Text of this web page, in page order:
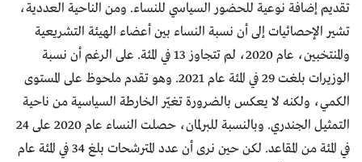
تقديم إضافة نوعية للحضور السياسي للنساء. ومن الناحية العددية،
تشير الإحصائيات إلى أن نسبة النساء بين أعضاء الهيئة التشريعية
والمنتخبين، عام 2020، لم تتجاوز 13 في المئة. على الرغم أن نسبة
الوزيرات بلغت 29 في المئة عام 2021. وهو تقدم ملحوظ على المستوى
الكمي، ولكنه لا يعكس بالضرورة تغيّر الخارطة السياسية من ناحية
التمثيل الجندري. وبالنسبة للبرلمان، حصلت النساء عام 2020 على 24
في المئة من المقاعد. لكن حين نرى أن عدد المترشحات بلغ 34 في المئة عام